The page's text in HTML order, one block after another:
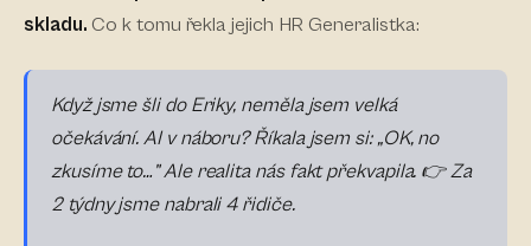
skladu. Co k tomu řekla jejich HR Generalistka:
Když jsme šli do Eriky, neměla jsem velká
očekávání. AI v náboru? Říkala jsem si: „OK, no
zkusíme to…” Ale realita nás fakt překvapila. 👉 Za
2 týdny jsme nabrali 4 řidiče.